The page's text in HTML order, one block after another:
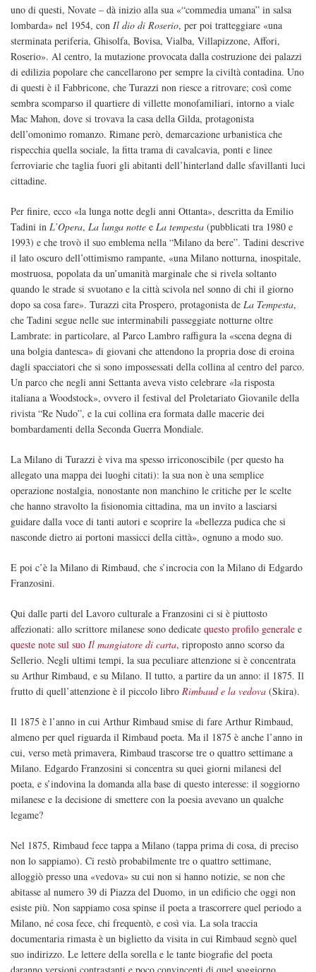
uno di questi, Novate – dà inizio alla sua «“commedia umana” in salsa
lombarda» nel 1954, con Il dio di Roserio, per poi tratteggiare «una
sterminata periferia, Ghisolfa, Bovisa, Vialba, Villapizzone, Affori,
Roserio». Al centro, la mutazione provocata dalla costruzione dei palazzi
di edilizia popolare che cancellarono per sempre la civiltà contadina. Uno
di questi è il Fabbricone, che Turazzi non riesce a ritrovare; così come
sembra scomparso il quartiere di villette monofamiliari, intorno a viale
Mac Mahon, dove si trovava la casa della Gilda, protagonista
dell’omonimo romanzo. Rimane però, demarcazione urbanistica che
rispecchia quella sociale, la fitta trama di cavalcavia, ponti e linee
ferroviarie che taglia fuori gli abitanti dell’hinterland dalle sfavillanti luci
cittadine.
Per finire, ecco «la lunga notte degli anni Ottanta», descritta da Emilio
Tadini in L’Opera, La lunga notte e La tempesta (pubblicati tra 1980 e
1993) e che trovò il suo emblema nella “Milano da bere”. Tadini descrive
il lato oscuro dell’ottimismo rampante, «una Milano notturna, inospitale,
mostruosa, popolata da un’umanità marginale che si rivela soltanto
quando le strade si svuotano e la città scivola nel sonno di chi il giorno
dopo sa cosa fare». Turazzi cita Prospero, protagonista de La Tempesta,
che Tadini segue nelle sue interminabili passeggiate notturne oltre
Lambrate: in particolare, al Parco Lambro raffigura la «scena degna di
una bolgia dantesca» di giovani che attendono la propria dose di eroina
dagli spacciatori che si sono impossessati della collina al centro del parco.
Un parco che negli anni Settanta aveva visto celebrare «la risposta
italiana a Woodstock», ovvero il festival del Proletariato Giovanile della
rivista “Re Nudo”, e la cui collina era formata dalle macerie dei
bombardamenti della Seconda Guerra Mondiale.
La Milano di Turazzi è viva ma spesso irriconoscibile (per questo ha
allegato una mappa dei luoghi citati): la sua non è una semplice
operazione nostalgia, nonostante non manchino le critiche per le scelte
che hanno stravolto la fisionomia cittadina, ma un invito a lasciarsi
guidare dalla voce di tanti autori e scoprire la «bellezza pudica che si
nasconde dietro ai portoni massicci della città», ognuno a modo suo.
E poi c’è la Milano di Rimbaud, che s’incrocia con la Milano di Edgardo
Franzosini.
Qui dalle parti del Lavoro culturale a Franzosini ci si è piuttosto
affezionati: allo scrittore milanese sono dedicate questo profilo generale e
queste note sul suo Il mangiatore di carta, riproposto anno scorso da
Sellerio. Negli ultimi tempi, la sua peculiare attenzione si è concentrata
su Arthur Rimbaud, e su Milano. Il tutto, a partire da un anno: il 1875. Il
frutto di quell’attenzione è il piccolo libro Rimbaud e la vedova (Skira).
Il 1875 è l’anno in cui Arthur Rimbaud smise di fare Arthur Rimbaud,
almeno per quel riguarda il Rimbaud poeta. Ma il 1875 è anche l’anno in
cui, verso metà primavera, Rimbaud trascorse tre o quattro settimane a
Milano. Edgardo Franzosini si concentra su quei giorni milanesi del
poeta, e s’indovina la domanda alla base di questo interesse: il soggiorno
milanese e la decisione di smettere con la poesia avevano un qualche
legame?
Nel 1875, Rimbaud fece tappa a Milano (tappa prima di cosa, di preciso
non lo sappiamo). Ci restò probabilmente tre o quattro settimane,
alloggiò presso una «vedova» su cui non si hanno notizie, se non che
abitasse al numero 39 di Piazza del Duomo, in un edificio che oggi non
esiste più. Non sappiamo cosa spinse il poeta a trascorrere quel periodo a
Milano, né cosa fece, chi frequentò, e così via. La sola traccia
documentaria rimasta è un biglietto da visita in cui Rimbaud segnò quel
suo indirizzo. Le lettere della sorella e le tante biografie del poeta